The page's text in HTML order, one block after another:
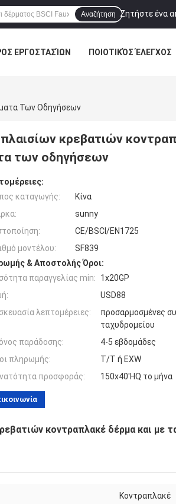
Ζητήστε ένα
Αναζήτηση
ΕΡΓΟΣΤΑΣΊΩΝ ΠΟΙΟΤΙΚΌΣ ΈΛΕΓΧΟΣ
Των Οδηγήσεων
κρεβατιών
των οδηγήσεων
καταγωγής:
Κίνα
sunny
CE/BSCI/EN1725
μοντέλου:
SF839
& Αποστολής Όροι:
παραγγελίας min:
1x20GP
USD88
λεπτομέρειες:
προσαρμοσμένες
ταχυδρομείου
παράδοσης:
4-5 εβδομάδες
πληρωμής:
T/T ή EXW
προσφοράς:
150x40'HQ το μήνα
κοντραπλακέ δέρμα και με
Κοντραπλακέ